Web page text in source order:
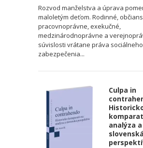
Rozvod manželstva a úprava
maloletým deťom. Rodinné,
pracovnoprávne, exekučné,
medzinárodnoprávne a
súvislosti vrátane práva sociálneho
zabezpečenia...
Culpa in
analýza a
slovenská